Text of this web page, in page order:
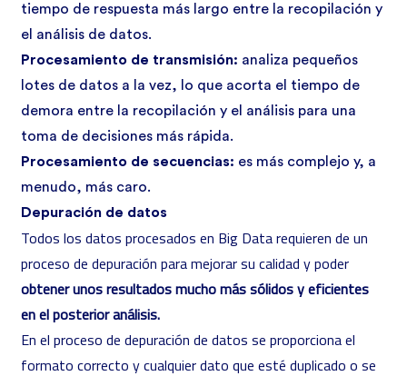
tiempo de respuesta más largo entre la recopilación y
el análisis de datos.
Procesamiento de transmisión: analiza pequeños
lotes de datos a la vez, lo que acorta el tiempo de
demora entre la recopilación y el análisis para una
toma de decisiones más rápida.
Procesamiento de secuencias: es más complejo y, a
menudo, más caro.
Depuración de datos
Todos los datos procesados en Big Data requieren de un
proceso de depuración para mejorar su calidad y poder
obtener unos resultados mucho más sólidos y eficientes
en el posterior análisis.
En el proceso de depuración de datos se proporciona el
formato correcto y cualquier dato que esté duplicado o se